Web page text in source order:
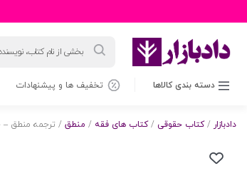
محصولات
دسته بندی کالاها تخفیف ها و پیشنهادات
دادبازار /کتاب حقوقی /کتاب های فقه / منطق / ترجمه منطق – جلد 1 | علامه مظفر و